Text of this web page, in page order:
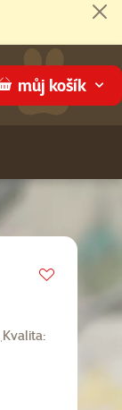
můj košík
Kvalita: